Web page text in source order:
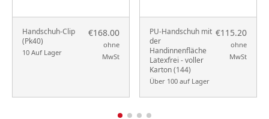
Handschuh-Clip
(Pk40)
10 Auf Lager
€168.00
ohne
MwSt
PU-Handschuh mit
der
Handinnenfläche
Latexfrei - voller
Karton (144)
Über 100 auf Lager
€115.20
ohne
MwSt